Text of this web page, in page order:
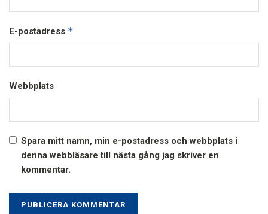
E-postadress *
Webbplats
Spara mitt namn, min e-postadress och webbplats i
denna webbläsare till nästa gång jag skriver en
kommentar.